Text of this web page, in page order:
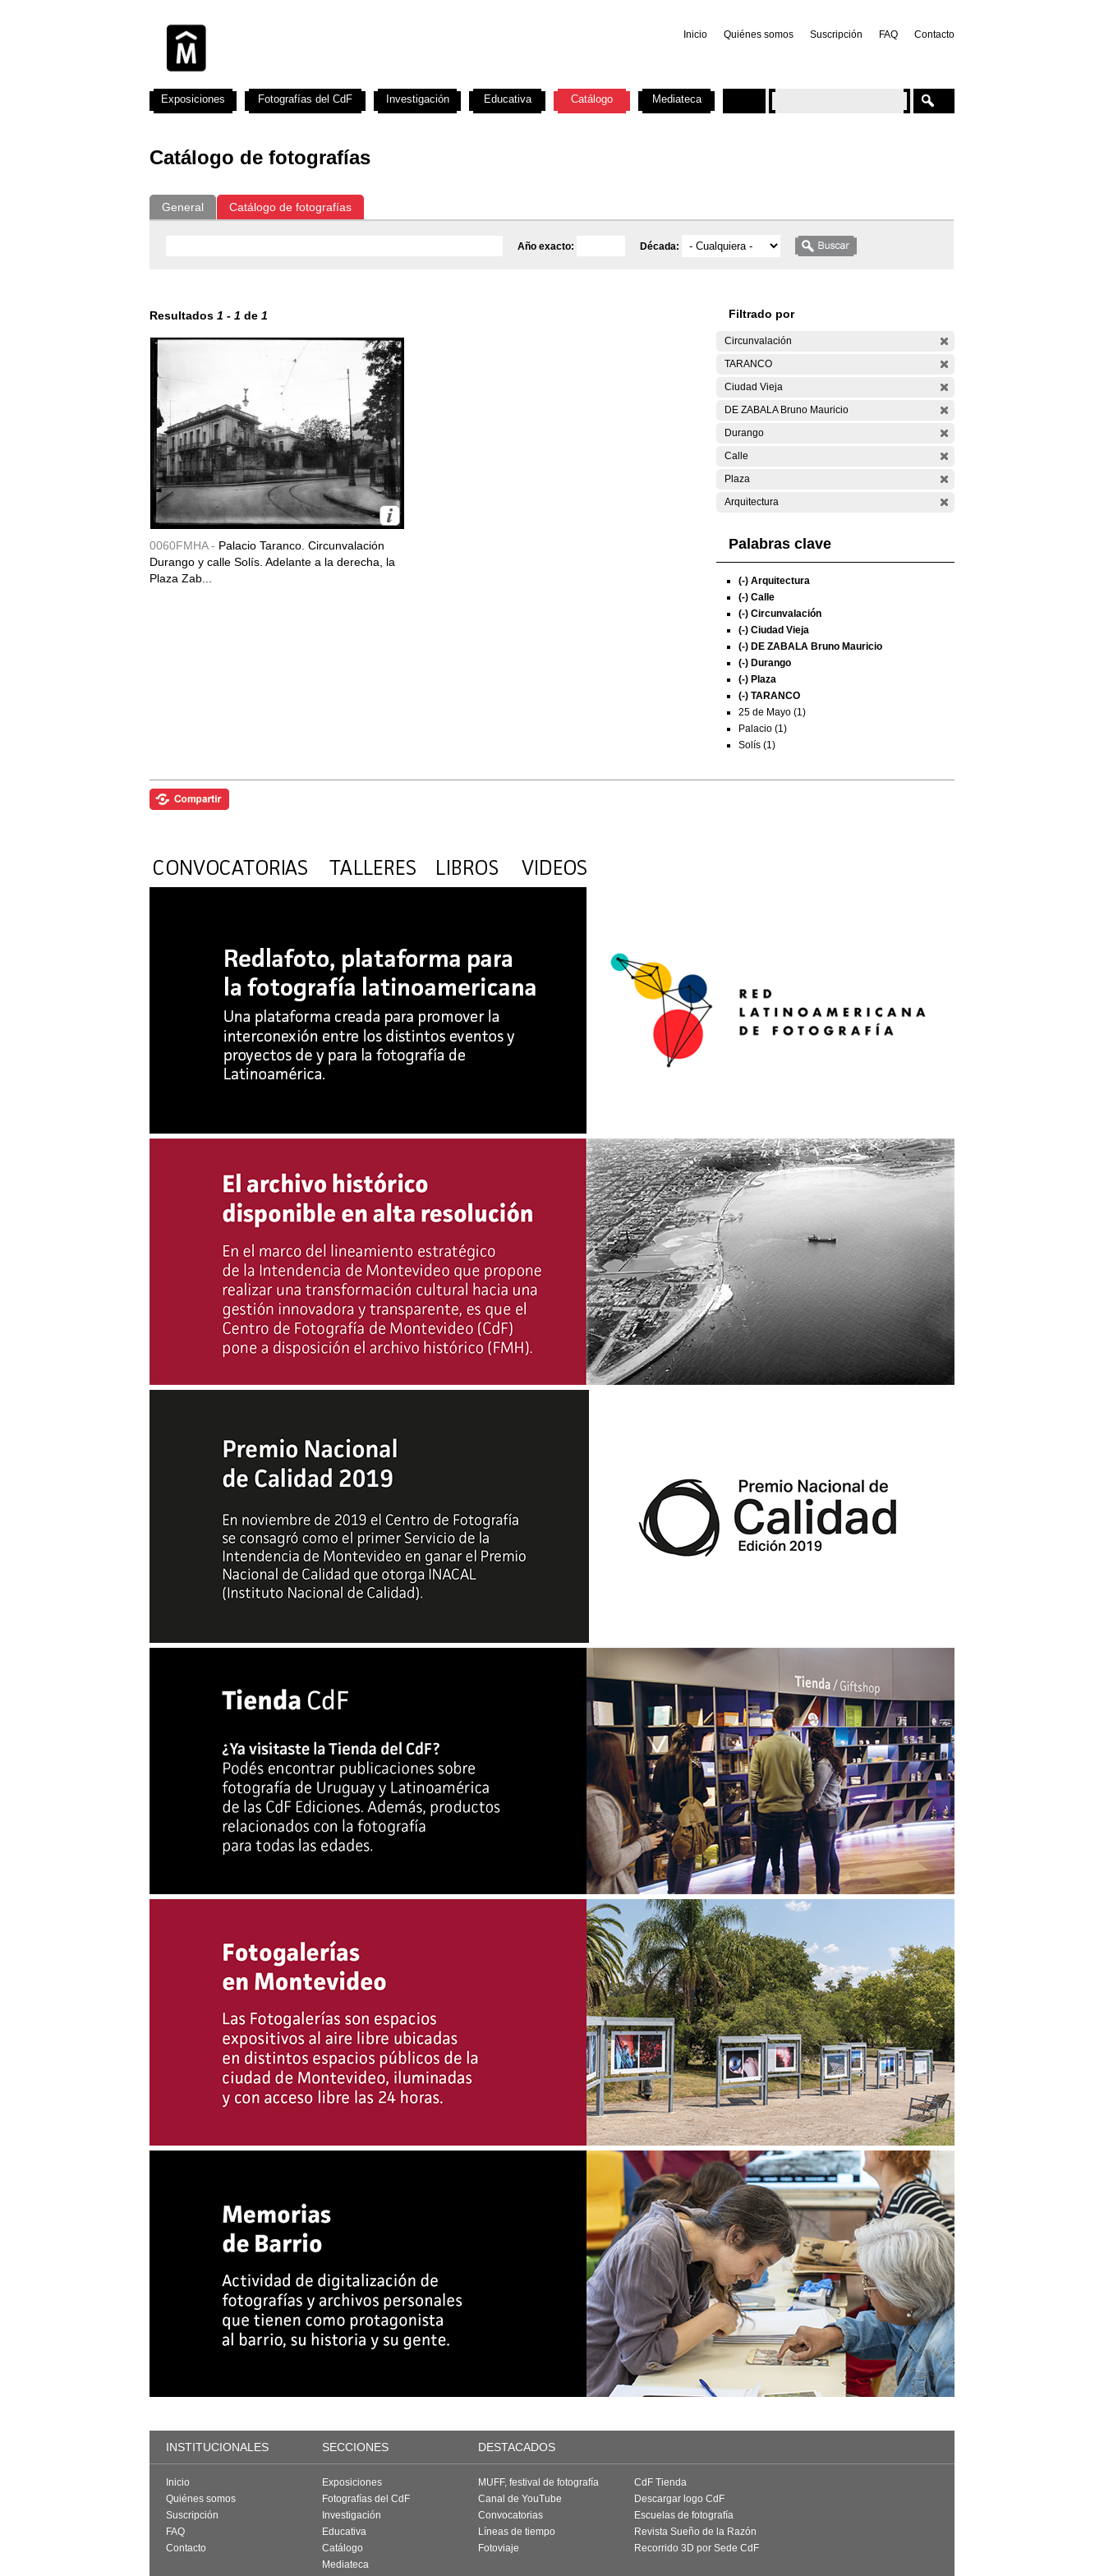
Inicio Quiénes somos Suscripción FAQ Contacto
Catálogo de fotografías
General Catálogo de fotografías
Año exacto: Década:
Resultados 1 - 1 de 1
0060FMHA - Palacio Taranco. Circunvalación
Durango y calle Solís. Adelante a la derecha, la
Plaza Zab...
Filtrado por
Circunvalación
TARANCO
Ciudad Vieja
DE ZABALA Bruno Mauricio
Durango
Calle
Plaza
Arquitectura
Palabras clave
(-) Arquitectura
(-) Calle
(-) Circunvalación
(-) Ciudad Vieja
(-) DE ZABALA Bruno Mauricio
(-) Durango
(-) Plaza
(-) TARANCO
25 de Mayo (1)
Palacio (1)
Solís (1)
Exposiciones Fotografías del CdF Investigación Educativa Catálogo Mediateca
INSTITUCIONALES SECCIONES DESTACADOS
Inicio
Quiénes somos
Suscripción
FAQ
Contacto
Exposiciones
Fotografías del CdF
Investigación
Educativa
Catálogo
Mediateca
MUFF, festival de fotografía
Canal de YouTube
Convocatorias
Líneas de tiempo
Fotoviaje
CdF Tienda
Descargar logo CdF
Escuelas de fotografía
Revista Sueño de la Razón
Recorrido 3D por Sede CdF